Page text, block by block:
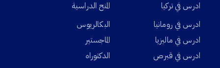
ادرس في تركيا
ادرس في رومانيا
ادرس في ماليزيا
ادرس في قبرص
المنح الدراسية
البكالريوس
الماجستير
الدكتوراه